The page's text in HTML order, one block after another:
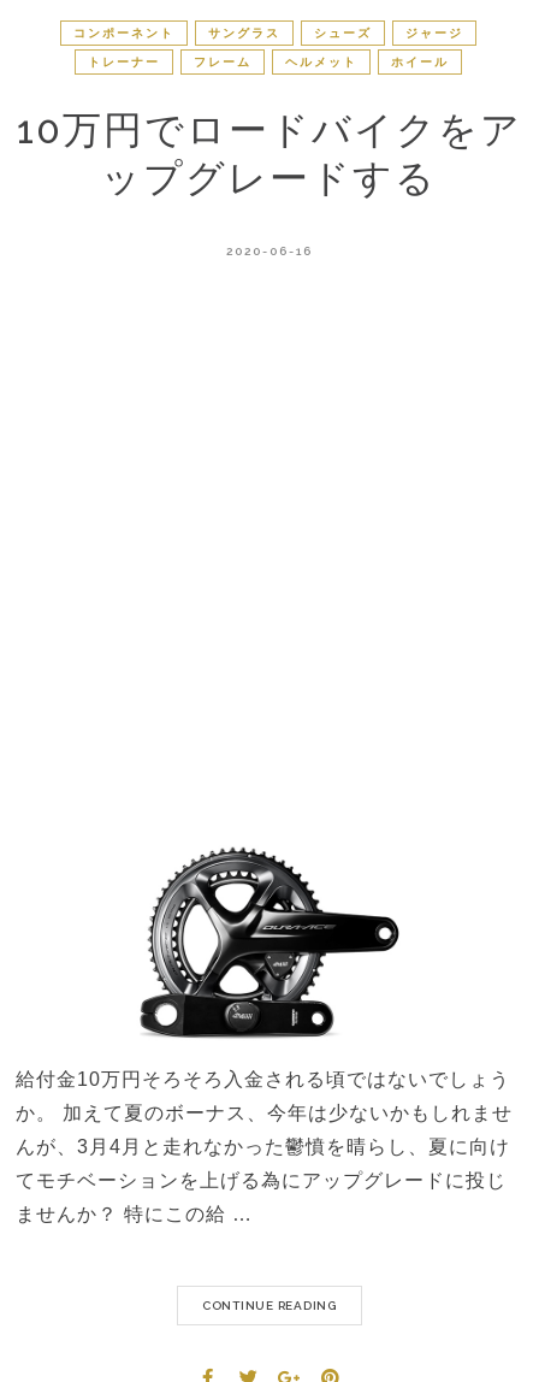
コンポーネント サングラス シューズ ジャージ
トレーナー フレーム ヘルメット ホイール
10万円でロードバイクをア
ップグレードする
2020-06-16
給付金10万円そろそろ入金される頃ではないでしょう
か。 加えて夏のボーナス、今年は少ないかもしれませ
んが、3月4月と走れなかった鬱憤を晴らし、夏に向け
てモチベーションを上げる為にアップグレードに投じ
ませんか？ 特にこの給 …
CONTINUE READING